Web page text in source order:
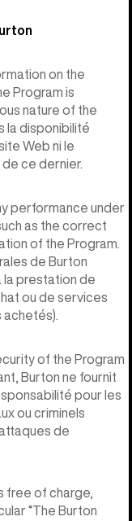
on the
Program is
nature of the
la disponibilité
Web ni le
ce dernier.
performance under
as the correct
of the Program.
de Burton
la prestation de
ou de services
of the Program
Burton ne fournit
pour les
ou criminels
de
free of charge,
“The Burton